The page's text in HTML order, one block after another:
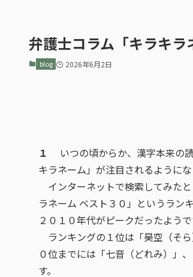
弁護士コラム「キラキラ
blog 2026年6月2日
１
いつの頃からか、漢字本来の
キラネーム」が注目されるようにな
インターネットで検索してみた
ラネーム ベスト３０」というラン
２０１０年代がピークだったようで
ランキングの１位は「昊空（そ
０位までには「七音（どれみ）」
す。